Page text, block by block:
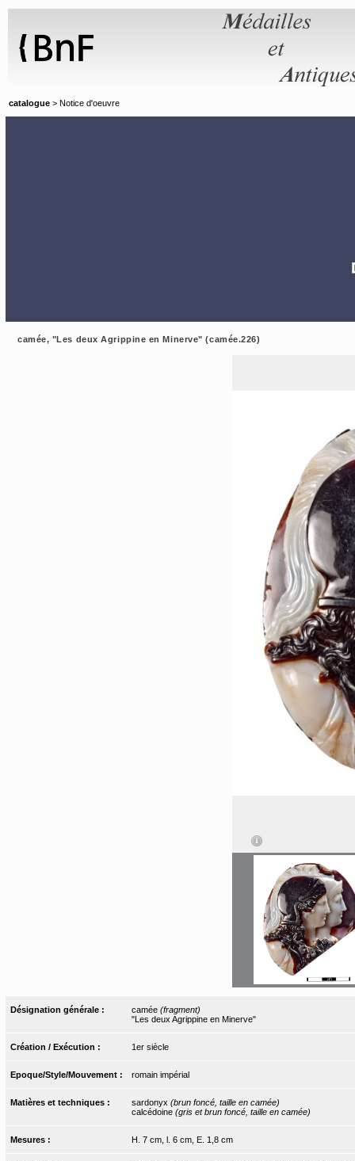
catalogue > Notice d'oeuvre
camée, "Les deux Agrippine en Minerve" (camée.226)
Désignation générale : camée (fragment)
"Les deux Agrippine en Minerve"
Création / Exécution : 1er siècle
Epoque/Style/Mouvement : romain impérial
Matières et techniques : sardonyx (brun foncé, taille en camée)
calcédoine (gris et brun foncé, taille en camée)
Mesures : H. 7 cm, l. 6 cm, E. 1,8 cm